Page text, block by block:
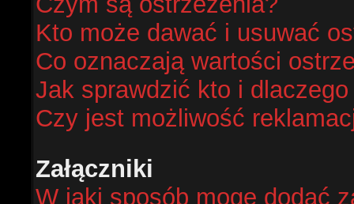
Kto może dawać i usuwać
Co oznaczają wartości
Jak sprawdzić kto i dlaczego
Czy jest możliwość
Załączniki
W jaki sposób mogę dodać